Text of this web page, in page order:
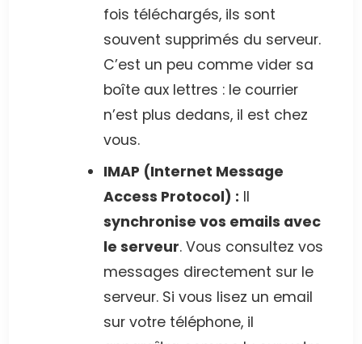
fois téléchargés, ils sont
souvent supprimés du serveur.
C’est un peu comme vider sa
boîte aux lettres : le courrier
n’est plus dedans, il est chez
vous.
IMAP (Internet Message
Access Protocol) : Il
synchronise vos emails avec
le serveur. Vous consultez vos
messages directement sur le
serveur. Si vous lisez un email
sur votre téléphone, il